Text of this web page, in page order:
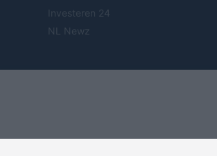
Investeren 24
NL Newz